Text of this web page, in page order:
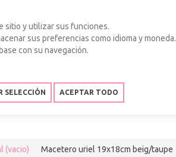
sitio y utilizar sus funciones.
sus preferencias como idioma y moneda.
con su navegación.
SELECCIÓN ACEPTAR TODO
(vacio) Macetero uriel 19x18cm beig/taupe